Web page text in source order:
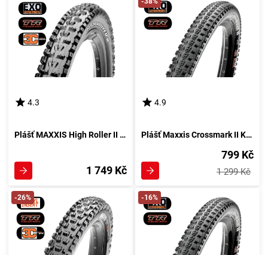
4.3
Plášť MAXXIS High Roller II EXO TR 3C Maxx Terra - kevlar
1 749 Kč
4.9
Plášť Maxxis Crossmark II Kevlar EXO TR
799 Kč
1 299 Kč
-26% -16%